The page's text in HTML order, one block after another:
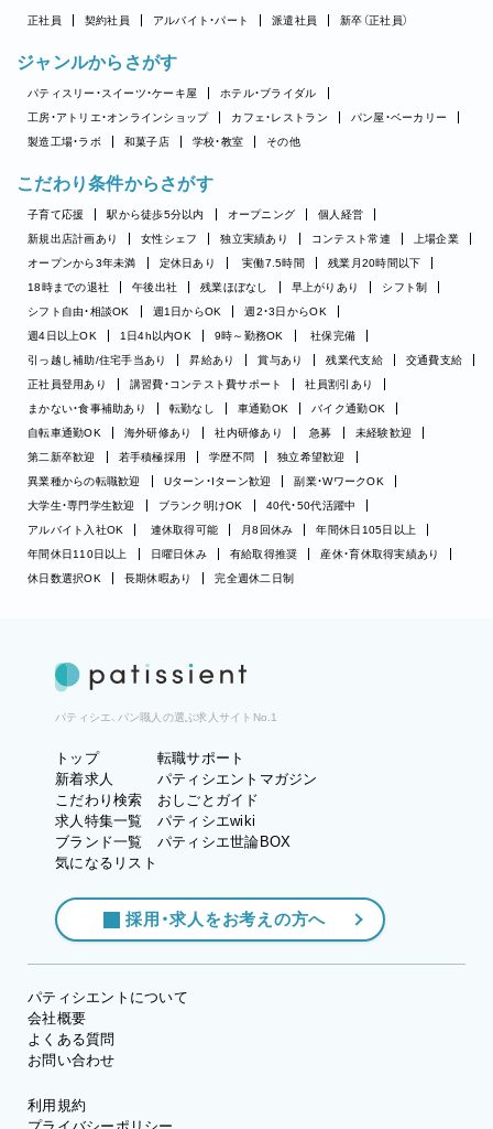
正社員 契約社員 アルバイト・パート 派遣社員 新卒（正社員）
ジャンルからさがす
パティスリー・スイーツ・ケーキ屋
ホテル・ブライダル
工房・アトリエ・オンラインショップ
カフェ・レストラン
パン屋・ベーカリー
製造工場・ラボ
和菓子店 学校・教室 その他
こだわり条件からさがす
子育て応援 駅から徒歩5分以内 オープニング
個人経営
新規出店計画あり
女性シェフ 独立実績あり コンテスト常連
上場企業
オープンから3年未満
定休日あり 実働7.5時間
残業月20時間以下
18時までの退社
午後出社 残業ほぼなし 早上がりあり
シフト制
シフト自由・相談OK
週1日からOK
週2・3日からOK
週4日以上OK
1日4h以内OK 9時～勤務OK
社保完備
引っ越し補助/住宅手当あり
昇給あり 賞与あり 残業代支給
交通費支給
正社員登用あり
講習費・コンテスト費サポート
社員割引あり
まかない・食事補助あり
転勤なし 車通勤OK
バイク通勤OK
自転車通勤OK
海外研修あり 社内研修あり 急募
未経験歓迎
第二新卒歓迎
若手積極採用 学歴不問
独立希望歓迎
異業種からの転職歓迎
Uターン・Iターン歓迎
副業・WワークOK
大学生・専門学生歓迎
ブランク明けOK
40代・50代活躍中
アルバイト入社OK
連休取得可能 月8回休み
年間休日105日以上
年間休日110日以上
日曜日休み 有給取得推奨
産休・育休取得実績あり
休日数選択OK
長期休暇あり 完全週休二日制
パティシエ、パン職人の選ぶ求人サイトNo.1
トップ
新着求人
こだわり検索
求人特集一覧
ブランド一覧
気になるリスト
転職サポート
パティシエントマガジン
おしごとガイド
パティシエwiki
パティシエ世論BOX
採用・求人をお考えの方へ
パティシエントについて
会社概要
よくある質問
お問い合わせ
利用規約